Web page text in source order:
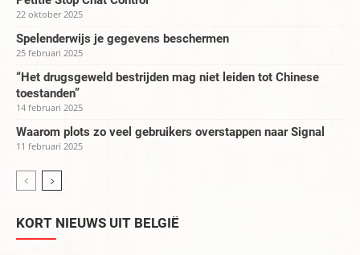
22 oktober 2025
Spelenderwijs je gegevens beschermen
25 februari 2025
“Het drugsgeweld bestrijden mag niet leiden tot Chinese
toestanden”
14 februari 2025
Waarom plots zo veel gebruikers overstappen naar Signal
11 februari 2025
KORT NIEUWS UIT BELGIË